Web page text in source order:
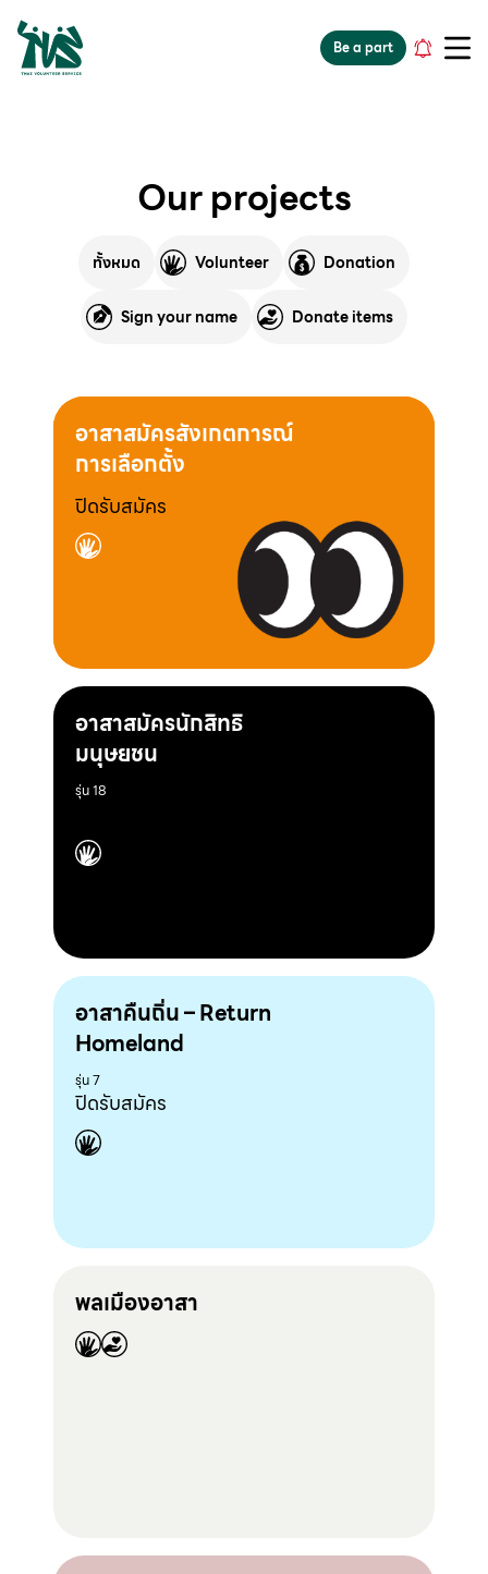
gv-5iuoxpem74qfjw.dv.googlehosted.com
Be a part
Our projects
ทั้งหมด Volunteer Donation
Sign your name Donate items
อาสาสมัครสังเกตการณ์
การเลือกตั้ง
ปิดรับสมัคร
อาสาสมัครนักสิทธิ
มนุษยชน
รุ่น 18
อาสาคืนถิ่น – Return
Homeland
รุ่น 7
ปิดรับสมัคร
พลเมืองอาสา